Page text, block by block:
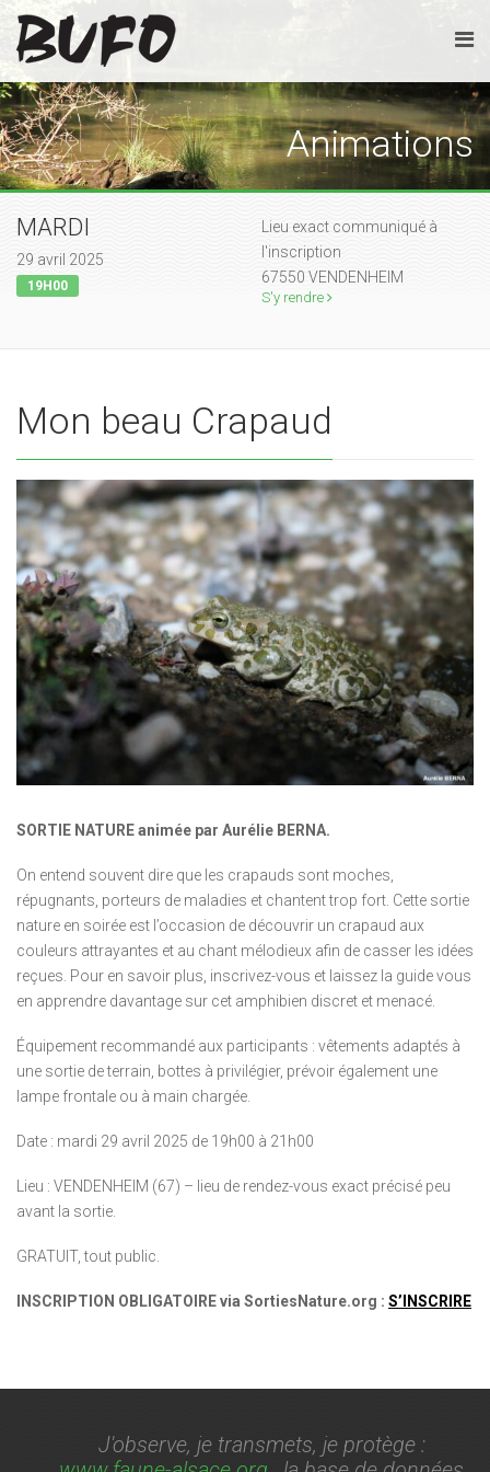
Animations
MARDI
29 avril 2025
19H00
Lieu exact communiqué à
l'inscription
67550 VENDENHEIM
S'y rendre
Mon beau Crapaud
SORTIE NATURE animée par Aurélie BERNA.
On entend souvent dire que les crapauds sont moches,
répugnants, porteurs de maladies et chantent trop fort. Cette sortie
nature en soirée est l’occasion de découvrir un crapaud aux
couleurs attrayantes et au chant mélodieux afin de casser les idées
reçues. Pour en savoir plus, inscrivez-vous et laissez la guide vous
en apprendre davantage sur cet amphibien discret et menacé.
Équipement recommandé aux participants : vêtements adaptés à
une sortie de terrain, bottes à privilégier, prévoir également une
lampe frontale ou à main chargée.
Date : mardi 29 avril 2025 de 19h00 à 21h00
Lieu : VENDENHEIM (67) – lieu de rendez-vous exact précisé peu
avant la sortie.
GRATUIT, tout public.
INSCRIPTION OBLIGATOIRE via SortiesNature.org : S’INSCRIRE
J'observe, je transmets, je protège :